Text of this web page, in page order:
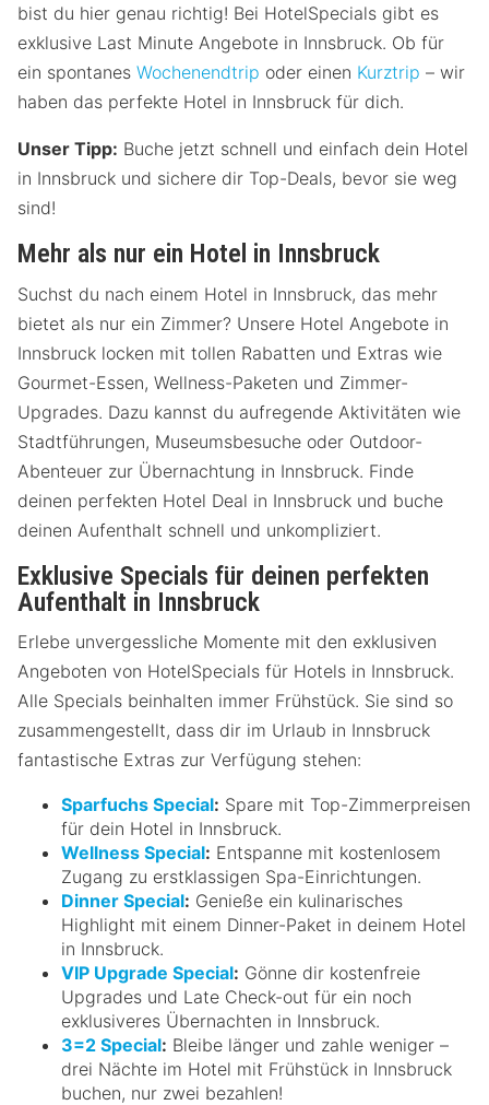
bist du hier genau richtig! Bei HotelSpecials gibt es
exklusive Last Minute Angebote in Innsbruck. Ob für
ein spontanes Wochenendtrip oder einen Kurztrip – wir
haben das perfekte Hotel in Innsbruck für dich.
Unser Tipp: Buche jetzt schnell und einfach dein Hotel
in Innsbruck und sichere dir Top-Deals, bevor sie weg
sind!
Mehr als nur ein Hotel in Innsbruck
Suchst du nach einem Hotel in Innsbruck, das mehr
bietet als nur ein Zimmer? Unsere Hotel Angebote in
Innsbruck locken mit tollen Rabatten und Extras wie
Gourmet-Essen, Wellness-Paketen und Zimmer-
Upgrades. Dazu kannst du aufregende Aktivitäten wie
Stadtführungen, Museumsbesuche oder Outdoor-
Abenteuer zur Übernachtung in Innsbruck. Finde
deinen perfekten Hotel Deal in Innsbruck und buche
deinen Aufenthalt schnell und unkompliziert.
Exklusive Specials für deinen perfekten
Aufenthalt in Innsbruck
Erlebe unvergessliche Momente mit den exklusiven
Angeboten von HotelSpecials für Hotels in Innsbruck.
Alle Specials beinhalten immer Frühstück. Sie sind so
zusammengestellt, dass dir im Urlaub in Innsbruck
fantastische Extras zur Verfügung stehen:
Sparfuchs Special: Spare mit Top-Zimmerpreisen
für dein Hotel in Innsbruck.
Wellness Special: Entspanne mit kostenlosem
Zugang zu erstklassigen Spa-Einrichtungen.
Dinner Special: Genieße ein kulinarisches
Highlight mit einem Dinner-Paket in deinem Hotel
in Innsbruck.
VIP Upgrade Special: Gönne dir kostenfreie
Upgrades und Late Check-out für ein noch
exklusiveres Übernachten in Innsbruck.
3=2 Special: Bleibe länger und zahle weniger –
drei Nächte im Hotel mit Frühstück in Innsbruck
buchen, nur zwei bezahlen!